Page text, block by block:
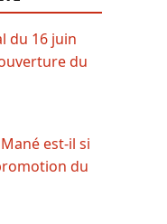
du 16 juin
du
est-il si
du